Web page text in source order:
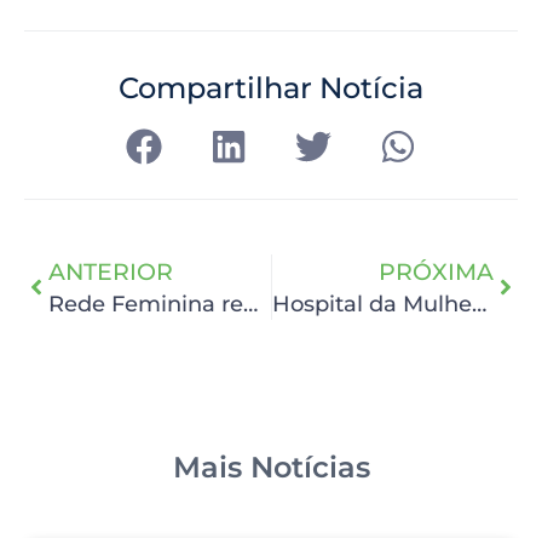
Compartilhar Notícia
ANTERIOR
Rede Feminina reúne dezenas de voluntários no HCP para planejar ações
PRÓXIMA
Hospital da Mulher garante atendimento à vítima de agressão também durante o Carnaval
Mais Notícias